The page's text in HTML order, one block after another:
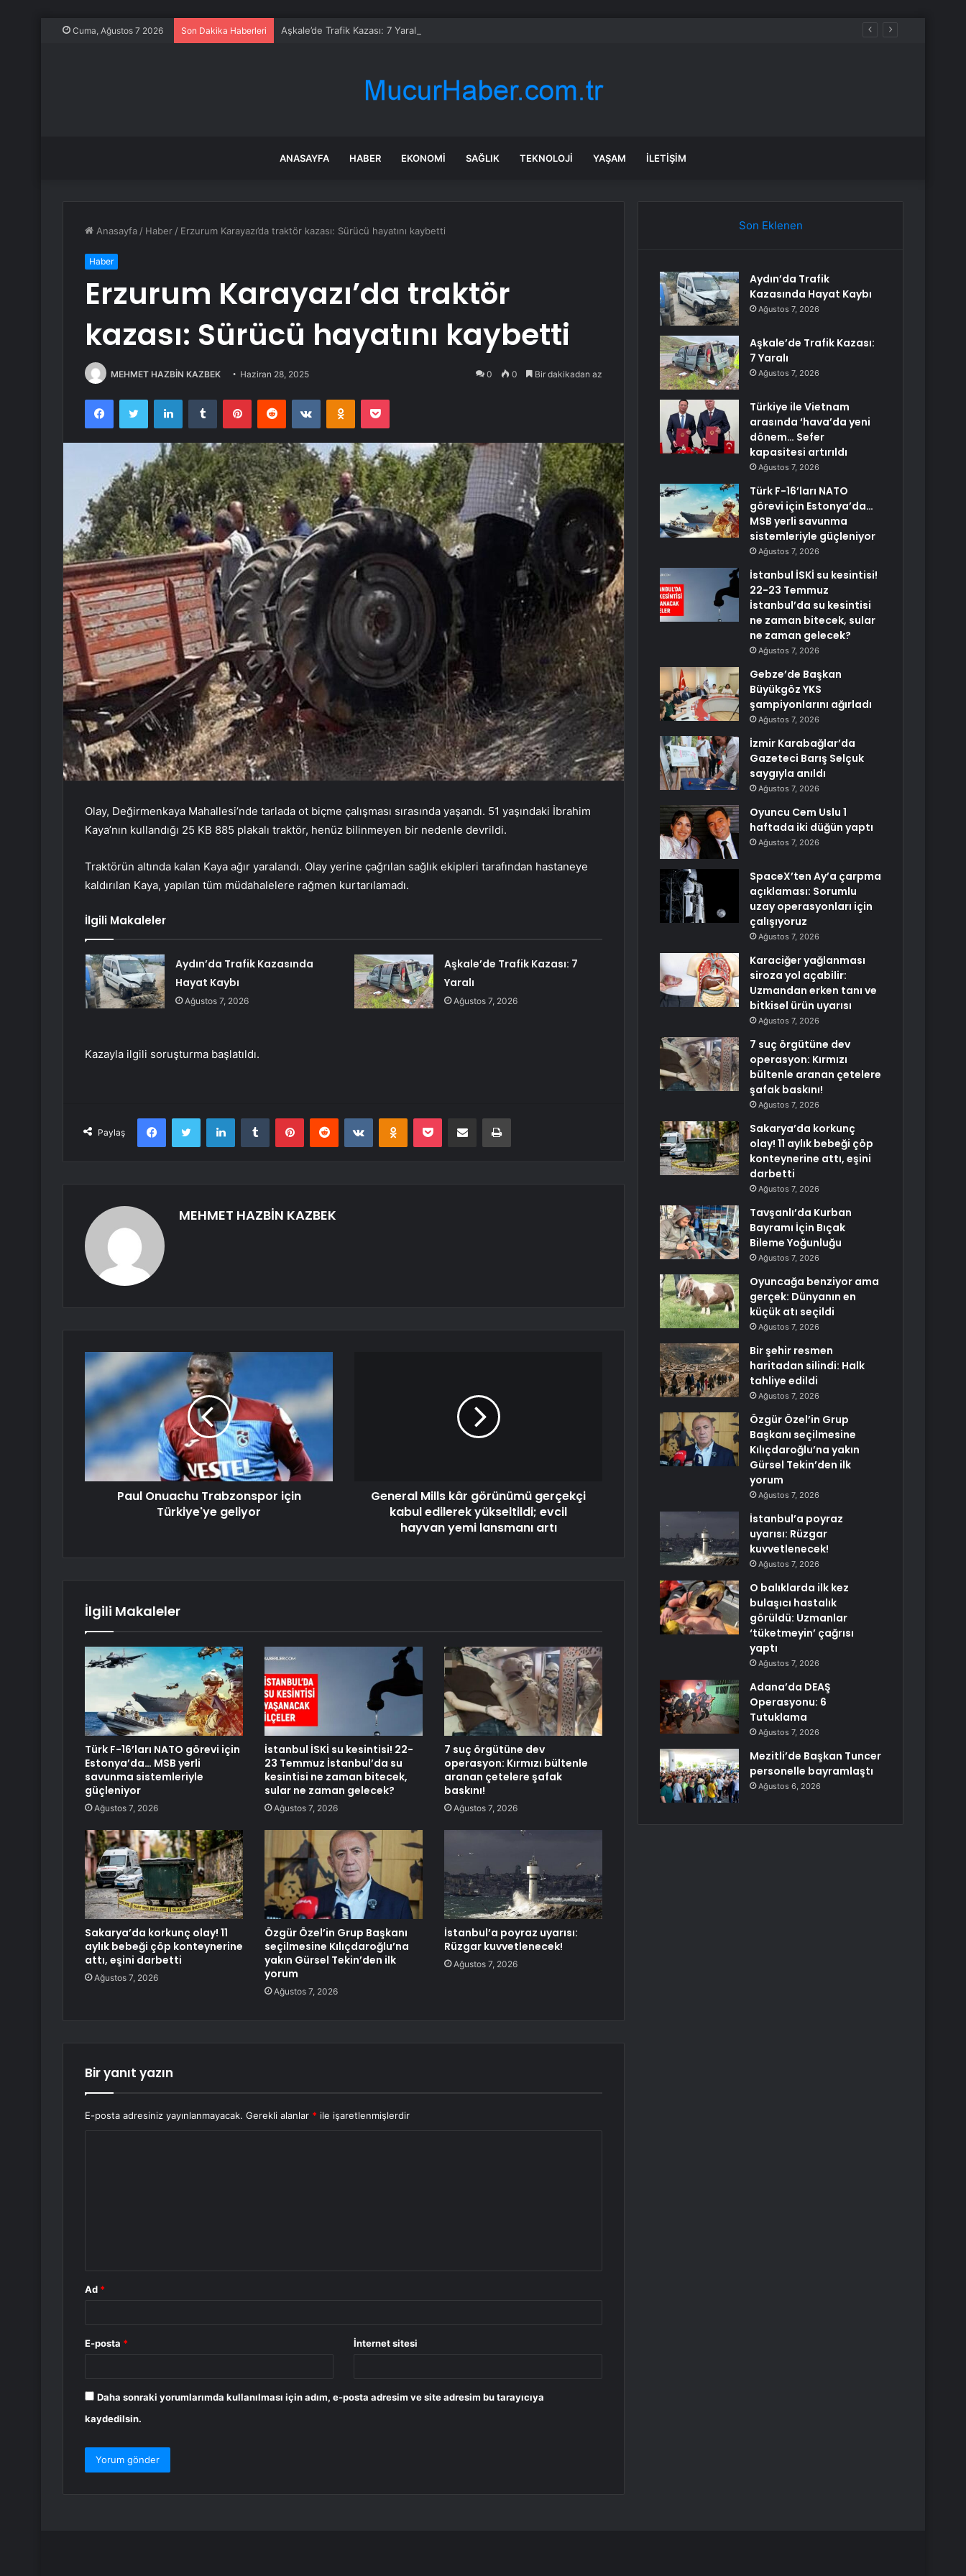
Cuma, Ağustos 7 2026 Son Dakika Haberleri Aşkale’de Trafik Kazası: 7 Yaralı
ANASAYFA HABER EKONOMI SAĞLIK TEKNOLOJI YAŞAM İLETIŞIM
Anasayfa / Haber / Erzurum Karayazı’da traktör kazası: Sürücü hayatını kaybetti
Haber
Erzurum Karayazı’da traktör
kazası: Sürücü hayatını kaybetti
MEHMET HAZBİN KAZBEK Haziran 28, 2025 0 0 Bir dakikadan az
FacebookTwitter LinkedInTumblr PinterestReddit VKontakteOdnoklassniki
Pocket
Olay, Değirmenkaya Mahallesi’nde tarlada ot biçme çalışması sırasında yaşandı. 51 yaşındaki İbrahim
Kaya’nın kullandığı 25 KB 885 plakalı traktör, henüz bilinmeyen bir nedenle devrildi.
Traktörün altında kalan Kaya ağır yaralandı. Olay yerine çağrılan sağlık ekipleri tarafından hastaneye
kaldırılan Kaya, yapılan tüm müdahalelere rağmen kurtarılamadı.
İlgili Makaleler
Aydın’da Trafik Kazasında
Hayat Kaybı
Ağustos 7, 2026
Aşkale’de Trafik Kazası: 7
Yaralı
Ağustos 7, 2026
Kazayla ilgili soruşturma başlatıldı.
Paylaş
FacebookTwitter LinkedInTumblr PinterestReddit VKontakteOdnoklassniki
Pocket E-Posta ile paylaş Yazdır
MEHMET HAZBİN KAZBEK
Paul Onuachu Trabzonspor için
Türkiye'ye geliyor
General Mills kâr görünümü gerçekçi
kabul edilerek yükseltildi; evcil
hayvan yemi lansmanı artı
İlgili Makaleler
Türk F-16’ları NATO görevi için
Estonya’da… MSB yerli
savunma sistemleriyle
güçleniyor
Ağustos 7, 2026
İstanbul İSKİ su kesintisi! 22-
23 Temmuz İstanbul’da su
kesintisi ne zaman bitecek,
sular ne zaman gelecek?
Ağustos 7, 2026
7 suç örgütüne dev
operasyon: Kırmızı bültenle
aranan çetelere şafak
baskını!
Ağustos 7, 2026
Sakarya’da korkunç olay! 11
aylık bebeği çöp konteynerine
attı, eşini darbetti
Ağustos 7, 2026
Özgür Özel’in Grup Başkanı
seçilmesine Kılıçdaroğlu’na
yakın Gürsel Tekin’den ilk
yorum
Ağustos 7, 2026
İstanbul’a poyraz uyarısı:
Rüzgar kuvvetlenecek!
Ağustos 7, 2026
Bir yanıt yazın
E-posta adresiniz yayınlanmayacak. Gerekli alanlar * ile işaretlenmişlerdir
Ad *
E-posta * İnternet sitesi
Daha sonraki yorumlarımda kullanılması için adım, e-posta adresim ve site adresim bu tarayıcıya
kaydedilsin.
Son Eklenen
Aydın’da Trafik
Kazasında Hayat Kaybı
Ağustos 7, 2026
Aşkale’de Trafik Kazası:
7 Yaralı
Ağustos 7, 2026
Türkiye ile Vietnam
arasında ‘hava’da yeni
dönem… Sefer
kapasitesi artırıldı
Ağustos 7, 2026
Türk F-16’ları NATO
görevi için Estonya’da…
MSB yerli savunma
sistemleriyle güçleniyor
Ağustos 7, 2026
İstanbul İSKİ su kesintisi!
22-23 Temmuz
İstanbul’da su kesintisi
ne zaman bitecek, sular
ne zaman gelecek?
Ağustos 7, 2026
Gebze’de Başkan
Büyükgöz YKS
şampiyonlarını ağırladı
Ağustos 7, 2026
İzmir Karabağlar’da
Gazeteci Barış Selçuk
saygıyla anıldı
Ağustos 7, 2026
Oyuncu Cem Uslu 1
haftada iki düğün yaptı
Ağustos 7, 2026
SpaceX’ten Ay’a çarpma
açıklaması: Sorumlu
uzay operasyonları için
çalışıyoruz
Ağustos 7, 2026
Karaciğer yağlanması
siroza yol açabilir:
Uzmandan erken tanı ve
bitkisel ürün uyarısı
Ağustos 7, 2026
7 suç örgütüne dev
operasyon: Kırmızı
bültenle aranan çetelere
şafak baskını!
Ağustos 7, 2026
Sakarya’da korkunç
olay! 11 aylık bebeği çöp
konteynerine attı, eşini
darbetti
Ağustos 7, 2026
Tavşanlı’da Kurban
Bayramı İçin Bıçak
Bileme Yoğunluğu
Ağustos 7, 2026
Oyuncağa benziyor ama
gerçek: Dünyanın en
küçük atı seçildi
Ağustos 7, 2026
Bir şehir resmen
haritadan silindi: Halk
tahliye edildi
Ağustos 7, 2026
Özgür Özel’in Grup
Başkanı seçilmesine
Kılıçdaroğlu’na yakın
Gürsel Tekin’den ilk
yorum
Ağustos 7, 2026
İstanbul’a poyraz
uyarısı: Rüzgar
kuvvetlenecek!
Ağustos 7, 2026
O balıklarda ilk kez
bulaşıcı hastalık
görüldü: Uzmanlar
‘tüketmeyin’ çağrısı
yaptı
Ağustos 7, 2026
Adana’da DEAŞ
Operasyonu: 6
Tutuklama
Ağustos 7, 2026
Mezitli’de Başkan Tuncer
personelle bayramlaştı
Ağustos 6, 2026